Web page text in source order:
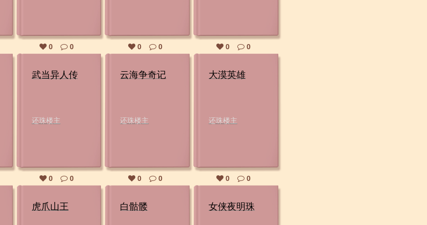
0 0 0 0 0 0
武当异人传
还珠楼主
0 0
云海争奇记
还珠楼主
0 0
大漠英雄
还珠楼主
0 0
虎爪山王 白骷髅 女侠夜明珠